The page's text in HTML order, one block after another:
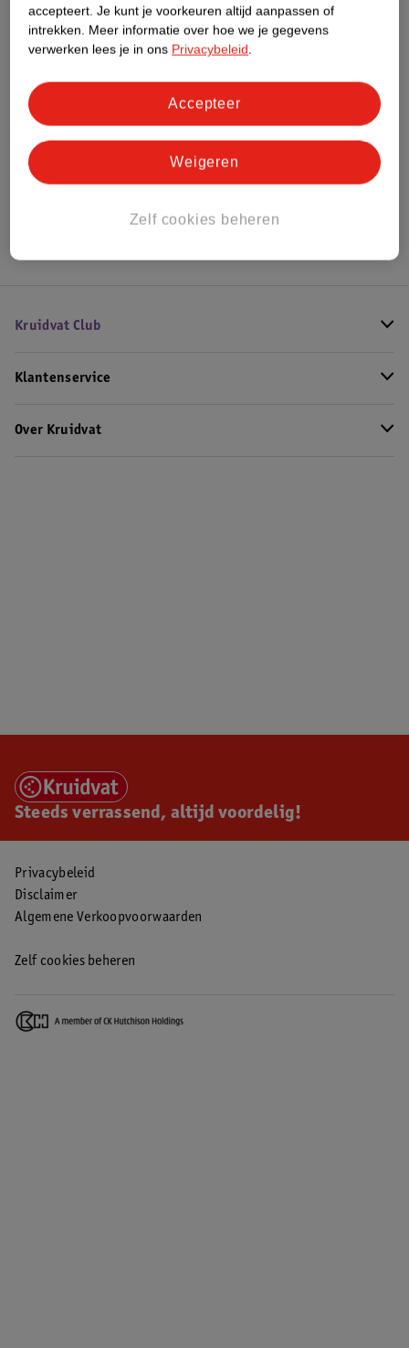
Bestel & Bezorginformatie
Bekijk ook
Alle Lipstick
Kruidvat Club
Klantenservice
Over Kruidvat
Steeds verrassend, altijd voordelig!
Privacybeleid
Disclaimer
Algemene Verkoopvoorwaarden
Zelf cookies beheren
accepteert. Je kunt je voorkeuren altijd aanpassen of
intrekken. Meer informatie over hoe we je gegevens
verwerken lees je in ons Privacybeleid.
Zelf cookies beheren
Weigeren
Accepteer